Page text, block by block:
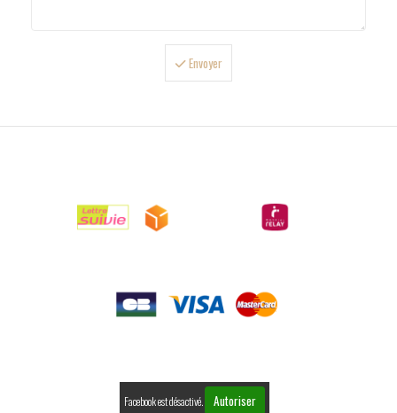
Envoyer
Facebook est désactivé. Autoriser